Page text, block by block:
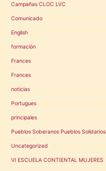
Campañas CLOC LVC
Comunicado
English
formación
Frances
Frances
noticias
Portugues
principales
Pueblos Soberanos Pueblos Solidarios
Uncategorized
VI ESCUELA CONTIENTAL MUJERES